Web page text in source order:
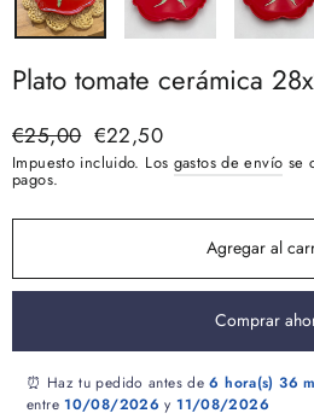
Plato tomate cerámica
Precio
habitual
€25,00 Precio
de
oferta
€22,50
Impuesto incluido. Los gastos de envío se
pagos.
Agregar al
Comprar
⏰ Haz tu pedido antes de6 hora(s) 36
entre10/08/2026 y11/08/2026